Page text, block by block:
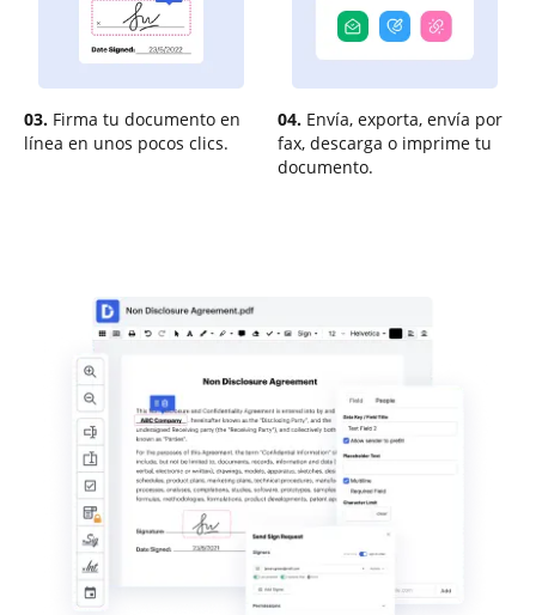
03. Firma tu documento en
línea en unos pocos clics.
04. Envía, exporta, envía por
fax, descarga o imprime tu
documento.